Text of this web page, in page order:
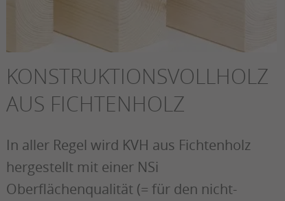
KONSTRUKTIONSVOLLHOLZ
AUS FICHTENHOLZ
In aller Regel wird KVH aus Fichtenholz
hergestellt mit einer NSi
Oberflächenqualität (= für den nicht-